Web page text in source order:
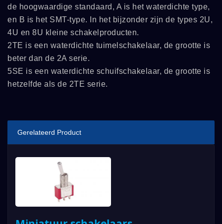
de hoogwaardige standaard, A is het waterdichte type,
en B is het SMT-type. In het bijzonder zijn de types 2U,
4U en 8U kleine schakelproducten.
2TE is een waterdichte tuimelschakelaar, de grootte is
beter dan de 2A serie.
5SE is een waterdichte schuifschakelaar, de grootte is
hetzelfde als de 2TE serie.
Gerelateerd Product